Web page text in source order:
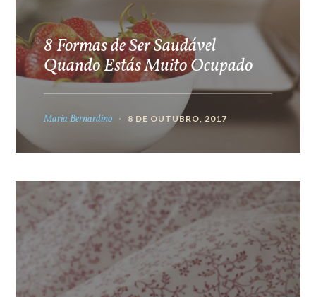
8 Formas de Ser Saudável
Quando Estás Muito Ocupado
Maria Bernardino 8 DE OUTUBRO, 2017